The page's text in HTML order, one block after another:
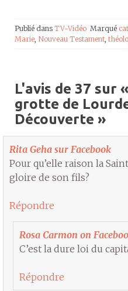
Publié dans TV-Vidéo Marqué
Marie, Nouveau Testament,
L'avis de 37 sur «
grotte de
Découverte »
Rita Geha sur Facebook
Pour qu’elle raison la
gloire de son fils?
Répondre
Rosa Carmon on
C’est la dure loi du
Répondre